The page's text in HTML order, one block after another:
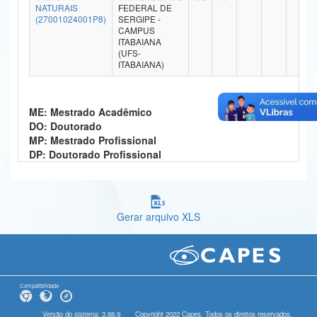
Ministério da Ciência, Tecnologia, Inovações e Comunicações
Ministério do Turismo
Controladoria-Geral da União
Ministério da Mulher, da Família e dos Direitos Humanos
Banco Central do Brasil
NATURAIS
(27001024001P8)
FEDERAL DE
SERGIPE -
CAMPUS
ITABAIANA
(UFS-
ITABAIANA)
ME: Mestrado Acadêmico
DO: Doutorado
MP: Mestrado Profissional
DP: Doutorado Profissional
Gerar arquivo XLS
Compatibilidade
Versão do sistema: 3.88.9 Copyright 2022 Capes. Todos os direitos reservados.